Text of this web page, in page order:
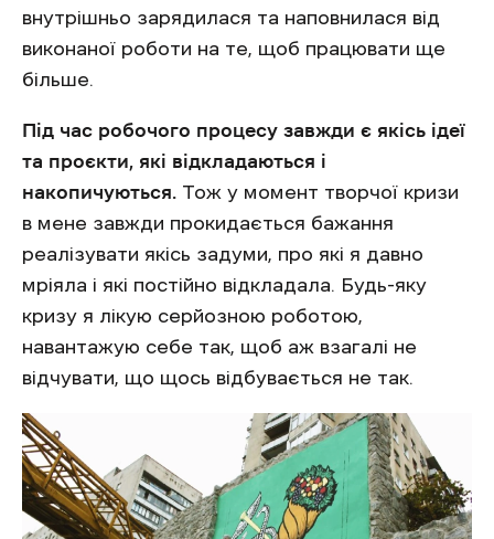
внутрішньо зарядилася та наповнилася від
виконаної роботи на те, щоб працювати ще
більше.
Під час робочого процесу завжди є якісь ідеї
та проєкти, які відкладаються і
накопичуються. Тож у момент творчої кризи
в мене завжди прокидається бажання
реалізувати якісь задуми, про які я давно
мріяла і які постійно відкладала. Будь-яку
кризу я лікую серйозною роботою,
навантажую себе так, щоб аж взагалі не
відчувати, що щось відбувається не так.